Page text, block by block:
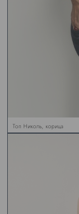
Топ Николь, корица